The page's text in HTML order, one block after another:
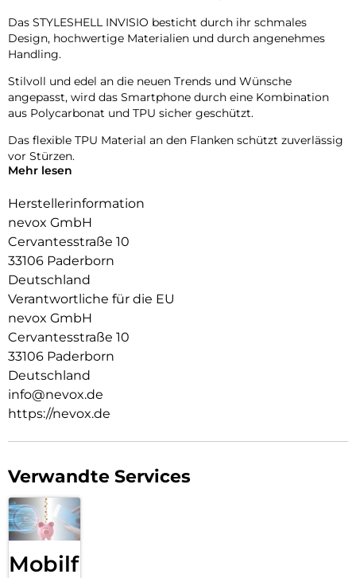
Das STYLESHELL INVISIO besticht durch ihr schmales
Design, hochwertige Materialien und durch angenehmes
Handling.
Stilvoll und edel an die neuen Trends und Wünsche
angepasst, wird das Smartphone durch eine Kombination
aus Polycarbonat und TPU sicher geschützt.
Das flexible TPU Material an den Flanken schützt zuverlässig
vor Stürzen.
Durch die spezielle Beschichtung behält ihr Smartphone die
Griffigkeit und wirkt edel.
Die Anschlüsse, Knöpfe und Kamera bleiben voll zugänglich.
Hochwertiges Schmutzabweisendes Material und
Schockproof durch eingearbeitete Luftpolster in den Ecken.
Mehr lesen
Herstellerinformation
nevox GmbH
Cervantesstraße 10
33106 Paderborn
Deutschland
Verantwortliche für die EU
nevox GmbH
Cervantesstraße 10
33106 Paderborn
Deutschland
info@nevox.de
https://nevox.de
Verwandte Services
Mobilfunk